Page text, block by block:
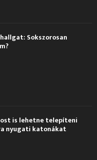
Sokszorosan
is lehetne telepíteni
nyugati katonákat